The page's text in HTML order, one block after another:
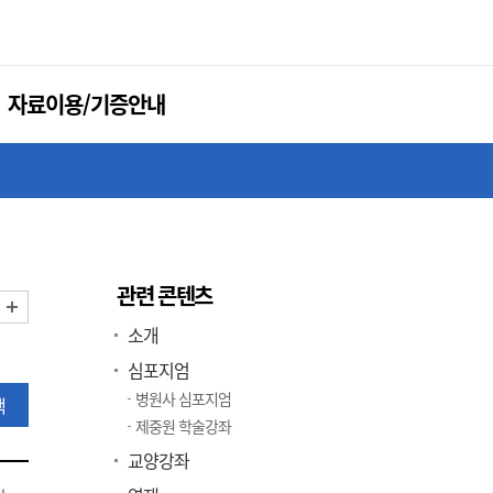
자료이용/기증안내
화면 축소 관련 콘텐츠
소개
심포지엄
병원사 심포지엄
제중원 학술강좌
교양강좌